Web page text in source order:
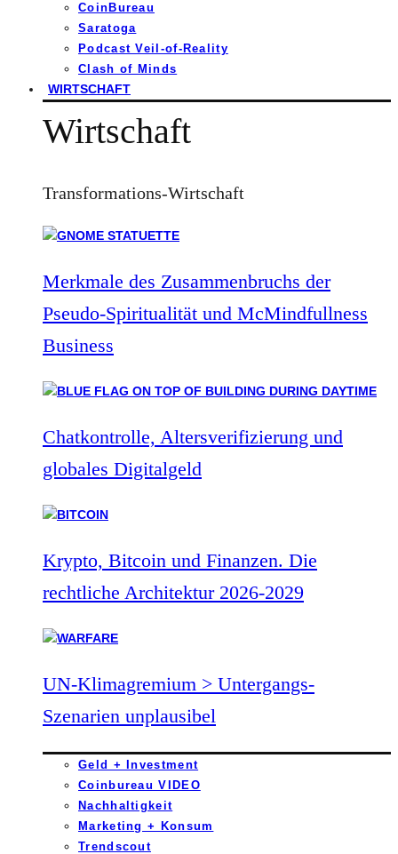
CoinBureau
Saratoga
Podcast Veil-of-Reality
Clash of Minds
WIRTSCHAFT
Wirtschaft
Transformations-Wirtschaft
Merkmale des Zusammenbruchs der
Pseudo-Spiritualität und McMindfullness
Business
Chatkontrolle, Altersverifizierung und
globales Digitalgeld
Krypto, Bitcoin und Finanzen. Die
rechtliche Architektur 2026-2029
UN-Klimagremium > Untergangs-
Szenarien unplausibel
Geld + Investment
Coinbureau VIDEO
Nachhaltigkeit
Marketing + Konsum
Trendscout